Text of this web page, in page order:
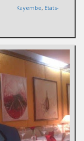
Kayembe, Etats-